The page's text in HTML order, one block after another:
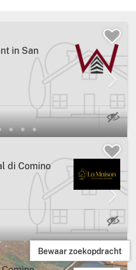
in San
di Comino
Bewaar zoekopdracht